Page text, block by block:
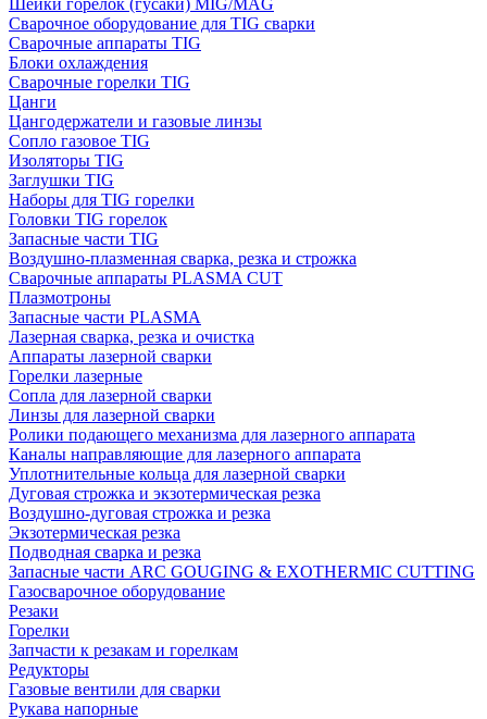
Шейки горелок (гусаки) MIG/MAG
Сварочное оборудование для TIG сварки
Сварочные аппараты TIG
Блоки охлаждения
Сварочные горелки TIG
Цанги
Цангодержатели и газовые линзы
Сопло газовое TIG
Изоляторы TIG
Заглушки TIG
Наборы для TIG горелки
Головки TIG горелок
Запасные части TIG
Воздушно-плазменная сварка, резка и строжка
Сварочные аппараты PLASMA CUT
Плазмотроны
Запасные части PLASMA
Лазерная сварка, резка и очистка
Аппараты лазерной сварки
Горелки лазерные
Сопла для лазерной сварки
Линзы для лазерной сварки
Ролики подающего механизма для лазерного аппарата
Каналы направляющие для лазерного аппарата
Уплотнительные кольца для лазерной сварки
Дуговая строжка и экзотермическая резка
Воздушно-дуговая строжка и резка
Экзотермическая резка
Подводная сварка и резка
Запасные части ARC GOUGING & EXOTHERMIC CUTTING
Газосварочное оборудование
Резаки
Горелки
Запчасти к резакам и горелкам
Редукторы
Газовые вентили для сварки
Рукава напорные